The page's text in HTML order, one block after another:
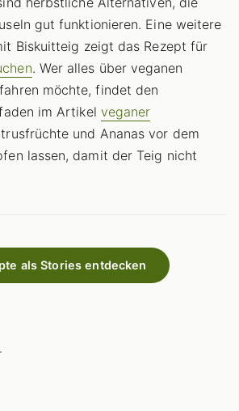
gut funktionieren. Eine weitere
Biskuitteig zeigt das Rezept für
. Wer alles über veganen
möchte, findet den
im Artikel veganer
und Ananas vor dem
lassen, damit der Teig nicht
als Stories entdecken